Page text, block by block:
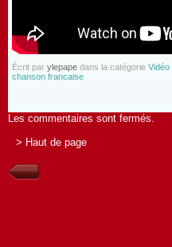
Écrit par ylepape dans la catégorie Vidéo
chanson francaise
Les commentaires sont fermés.
> Haut de page